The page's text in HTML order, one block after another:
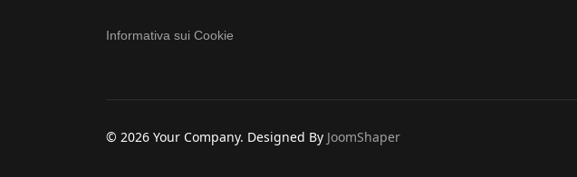
Informativa sui Cookie
© 2026 Your Company. Designed By JoomShaper